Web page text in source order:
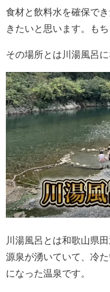
食材と飲料水を確保で
きたいと思います。もち
その場所とは川湯風呂に
川湯風呂とは和歌山県
源泉が湧いていて、冷
になった温泉です。